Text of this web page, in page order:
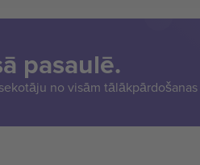
pasaulē.
no visām